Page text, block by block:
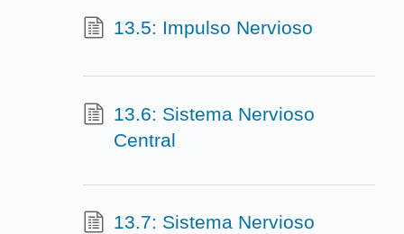
13.5: Impulso Nervioso
13.6: Sistema Nervioso
Central
13.7: Sistema Nervioso